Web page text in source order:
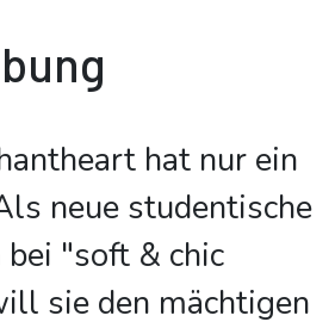
hat nur ein
neue studentische
"soft & chic
sie den mächtigen